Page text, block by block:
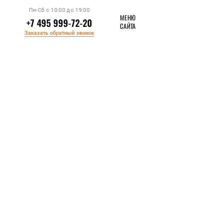
Пн-Сб с 10:00 до 19:00
+7 495 999-72-20
Заказать обратный звонок
МЕНЮ
САЙТА